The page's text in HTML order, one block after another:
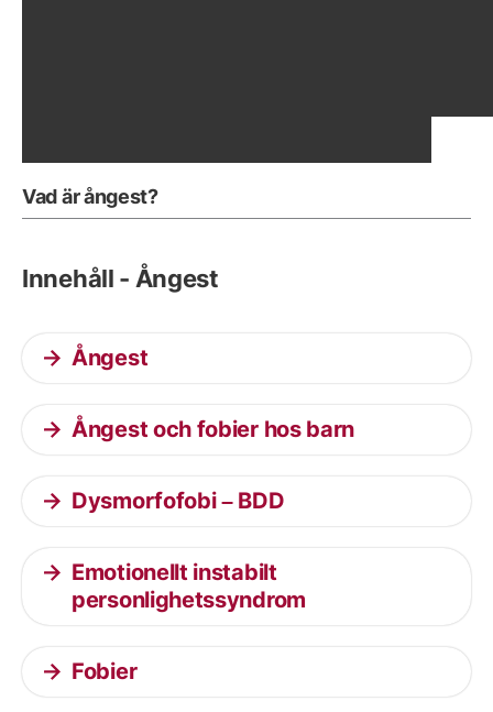
Vad är ångest?
Innehåll - Ångest
Ångest
Ångest och fobier hos barn
Dysmorfofobi – BDD
Emotionellt instabilt
personlighetssyndrom
Fobier